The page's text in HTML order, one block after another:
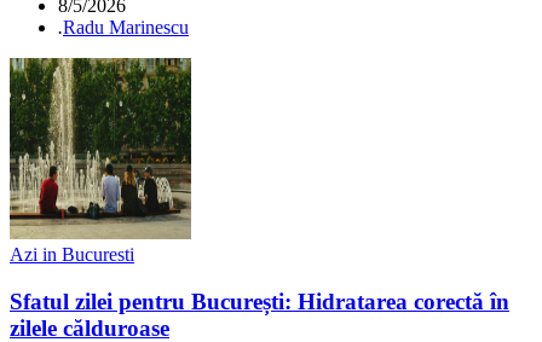
8/5/2026
.Radu Marinescu
Azi in Bucuresti
Sfatul zilei pentru București: Hidratarea corectă în
zilele călduroase